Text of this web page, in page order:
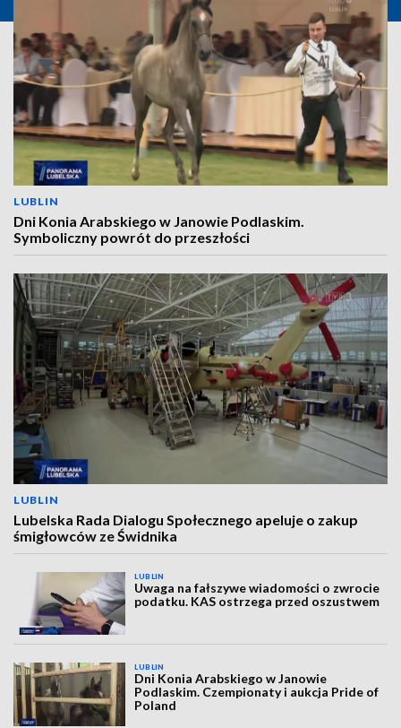
LUBLIN
Dni Konia Arabskiego w Janowie Podlaskim.
Symboliczny powrót do przeszłości
LUBLIN
Lubelska Rada Dialogu Społecznego apeluje o zakup
śmigłowców ze Świdnika
LUBLIN
Uwaga na fałszywe wiadomości o zwrocie
podatku. KAS ostrzega przed oszustwem
LUBLIN
Dni Konia Arabskiego w Janowie
Podlaskim. Czempionaty i aukcja Pride of
Poland